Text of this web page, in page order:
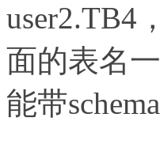
user2.TB4
面的表名
能带